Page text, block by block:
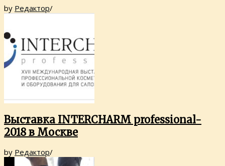
by Редактор/
Выставка INTERCHARM professional-
2018 в Москве
by Редактор/